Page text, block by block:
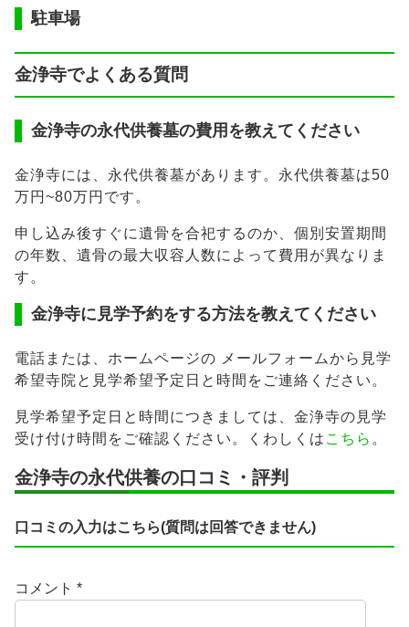
駐車場
金浄寺でよくある質問
金浄寺の永代供養墓の費用を教えてください
金浄寺には、永代供養墓があります。永代供養墓は50
万円~80万円です。
申し込み後すぐに遺骨を合祀するのか、個別安置期間
の年数、遺骨の最大収容人数によって費用が異なりま
す。
金浄寺に見学予約をする方法を教えてください
電話または、ホームページの メールフォームから見学
希望寺院と見学希望予定日と時間をご連絡ください。
見学希望予定日と時間につきましては、金浄寺の見学
受け付け時間をご確認ください。くわしくは こちら 。
金浄寺の永代供養の口コミ・評判
口コミの入力はこちら(質問は回答できません)
コメント *